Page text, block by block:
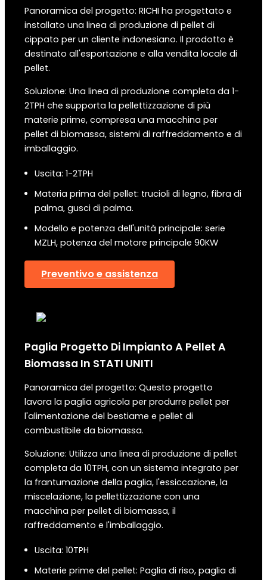
Panoramica del progetto: RICHI ha progettato e
installato una linea di produzione di pellet di
cippato per un cliente indonesiano. Il prodotto è
destinato all'esportazione e alla vendita locale di
pellet.
Soluzione: Una linea di produzione completa da 1-
2TPH che supporta la pellettizzazione di più
materie prime, compresa una macchina per
pellet di biomassa, sistemi di raffreddamento e di
imballaggio.
Uscita: 1-2TPH
Materia prima del pellet: trucioli di legno, fibra di
palma, gusci di palma.
Modello e potenza dell'unità principale: serie
MZLH, potenza del motore principale 90KW
Preventivo e assistenza
Paglia Progetto Di Impianto A Pellet A
Biomassa In STATI UNITI
Panoramica del progetto: Questo progetto
lavora la paglia agricola per produrre pellet per
l'alimentazione del bestiame e pellet di
combustibile da biomassa.
Soluzione: Utilizza una linea di produzione di pellet
completa da 10TPH, con un sistema integrato per
la frantumazione della paglia, l'essiccazione, la
miscelazione, la pellettizzazione con una
macchina per pellet di biomassa, il
raffreddamento e l'imballaggio.
Uscita: 10TPH
Materie prime del pellet: Paglia di riso, paglia di